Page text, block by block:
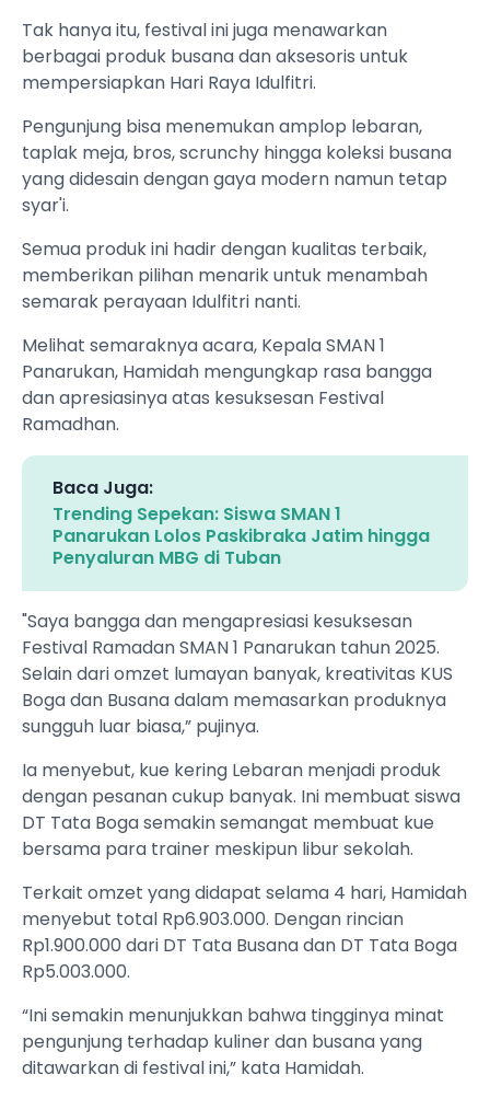
Tak hanya itu, festival ini juga menawarkan
berbagai produk busana dan aksesoris untuk
mempersiapkan Hari Raya Idulfitri.
Pengunjung bisa menemukan amplop lebaran,
taplak meja, bros, scrunchy hingga koleksi busana
yang didesain dengan gaya modern namun tetap
syar'i.
Semua produk ini hadir dengan kualitas terbaik,
memberikan pilihan menarik untuk menambah
semarak perayaan Idulfitri nanti.
Melihat semaraknya acara, Kepala SMAN 1
Panarukan, Hamidah mengungkap rasa bangga
dan apresiasinya atas kesuksesan Festival
Ramadhan.
Baca Juga:
Trending Sepekan: Siswa SMAN 1
Panarukan Lolos Paskibraka Jatim hingga
Penyaluran MBG di Tuban
"Saya bangga dan mengapresiasi kesuksesan
Festival Ramadan SMAN 1 Panarukan tahun 2025.
Selain dari omzet lumayan banyak, kreativitas KUS
Boga dan Busana dalam memasarkan produknya
sungguh luar biasa,” pujinya.
Ia menyebut, kue kering Lebaran menjadi produk
dengan pesanan cukup banyak. Ini membuat siswa
DT Tata Boga semakin semangat membuat kue
bersama para trainer meskipun libur sekolah.
Terkait omzet yang didapat selama 4 hari, Hamidah
menyebut total Rp6.903.000. Dengan rincian
Rp1.900.000 dari DT Tata Busana dan DT Tata Boga
Rp5.003.000.
“Ini semakin menunjukkan bahwa tingginya minat
pengunjung terhadap kuliner dan busana yang
ditawarkan di festival ini,” kata Hamidah.